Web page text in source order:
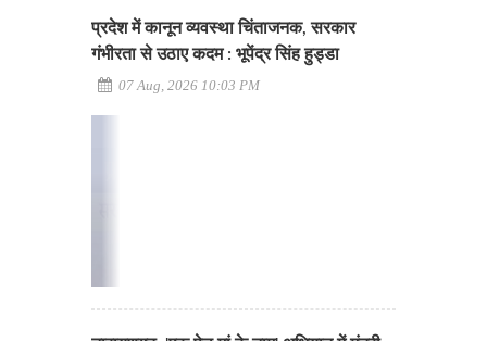
प्रदेश में कानून व्यवस्था चिंताजनक, सरकार
गंभीरता से उठाए कदम : भूपेंद्र सिंह हुड्डा
07 Aug, 2026 10:03 PM